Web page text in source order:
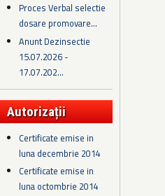
Proces Verbal selectie
dosare promovare...
Anunt Dezinsectie
15.07.2026 -
17.07.202...
Autorizații
Certificate emise in
luna decembrie 2014
Certificate emise in
luna octombrie 2014